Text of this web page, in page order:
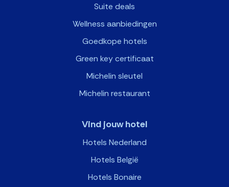
Suite deals
Wellness aanbiedingen
Goedkope hotels
Green key certificaat
Michelin sleutel
Michelin restaurant
Vind jouw hotel
Hotels Nederland
Hotels België
Hotels Bonaire